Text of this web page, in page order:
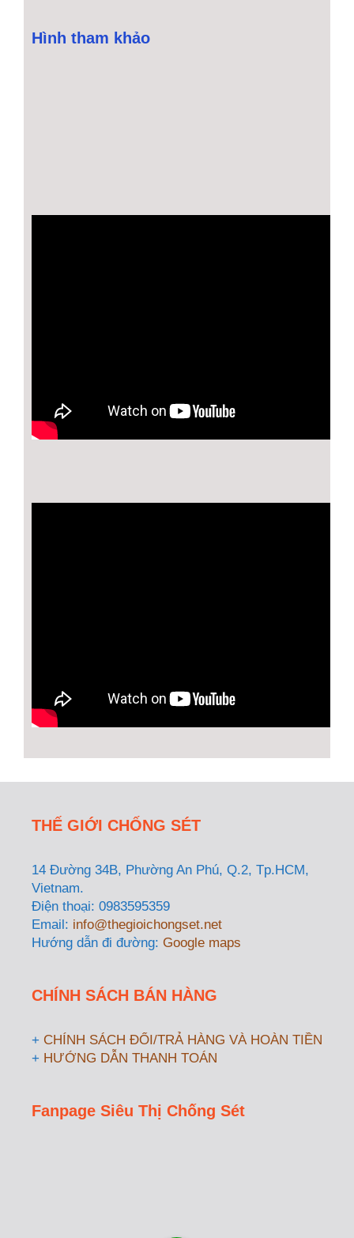
Hình tham khảo
THẾ GIỚI CHỐNG SÉT
14 Đường 34B, Phường An Phú, Q.2, Tp.HCM,
Vietnam.
Điện thoại: 0983595359
Email: info@thegioichongset.net
Hướng dẫn đi đường: Google maps
CHÍNH SÁCH BÁN HÀNG
+ CHÍNH SÁCH ĐỔI/TRẢ HÀNG VÀ HOÀN TIỀN
+ HƯỚNG DẪN THANH TOÁN
Fanpage Siêu Thị Chống Sét